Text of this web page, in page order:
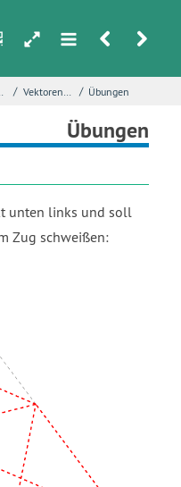
h m r u
/ Vektoren zusammensetzen und verbinden / Übungen
Übungen
unten links und soll
Zug schweißen: